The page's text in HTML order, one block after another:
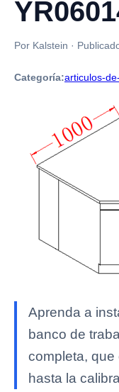
Por Kalstein ·
Categoría:articulos-
Aprenda a
banco de
completa,
hasta la